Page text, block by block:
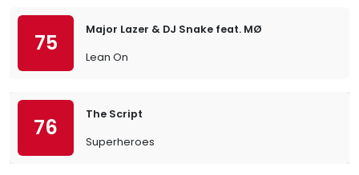
75
Major Lazer & DJ Snake feat. MØ
Lean On
76
The Script
Superheroes